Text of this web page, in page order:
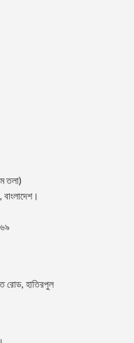
তলা)
রোড, হাতিরপুল